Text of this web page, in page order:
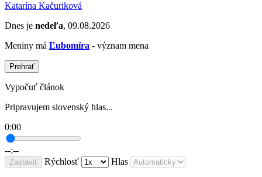
Katarína Kačuriková
Dnes je nedeľa, 09.08.2026
Meniny má Ľubomíra - význam mena
Prehrať
Vypočuť článok
Pripravujem slovenský hlas...
0:00
--:--
Zastaviť Rýchlosť Hlas